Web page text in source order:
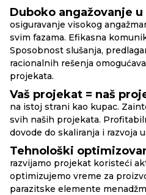
Duboko angažovanje
osiguravanje visokog
svim fazama. Efikasna
Sposobnost slušanja,
racionalnih rešenja
projekata.
Vaš projekat = naš
na istoj strani kao kupac.
svih naših projekata.
dovode do skaliranja i razvoja
Tehnološki
razvijamo projekat koristeći
optimizujemo vreme za
parazitske elemente